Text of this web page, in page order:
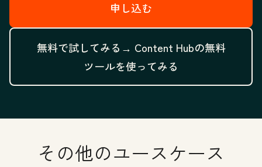
申し込む
無料で試してみる→ Content Hubの無料
ツールを使ってみる
その他のユースケース